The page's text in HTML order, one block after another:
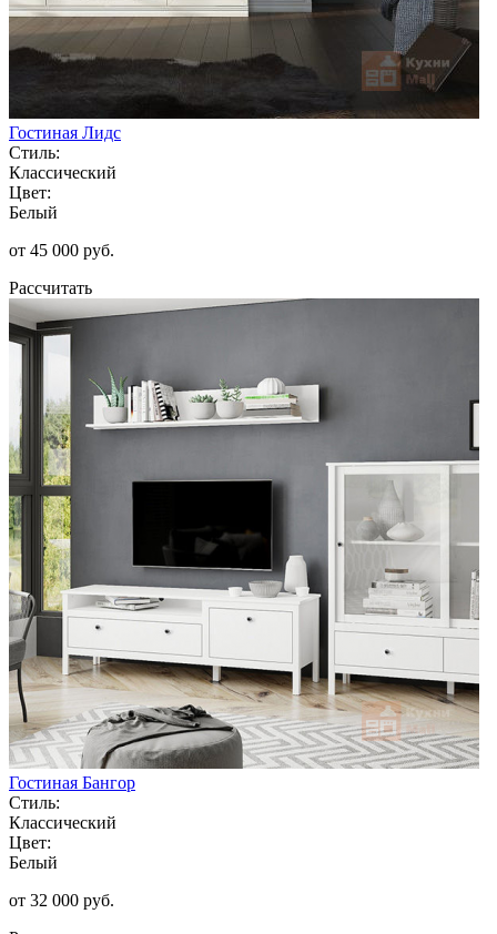
Гостиная Лидс
Стиль:
Классический
Цвет:
Белый
от 45 000 руб.
Рассчитать
Гостиная Бангор
Стиль:
Классический
Цвет:
Белый
от 32 000 руб.